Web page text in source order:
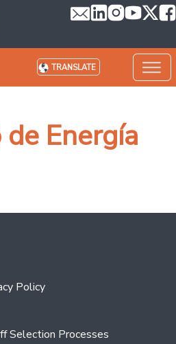
TRANSLATE
Energía
Policy
Selection Processes